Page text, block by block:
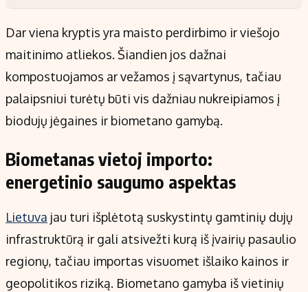
Dar viena kryptis yra maisto perdirbimo ir viešojo
maitinimo atliekos. Šiandien jos dažnai
kompostuojamos ar vežamos į sąvartynus, tačiau
palaipsniui turėtų būti vis dažniau nukreipiamos į
biodujų jėgaines ir biometano gamybą.
Biometanas vietoj importo:
energetinio saugumo aspektas
Lietuva jau turi išplėtotą suskystintų gamtinių dujų
infrastruktūrą ir gali atsivežti kurą iš įvairių pasaulio
regionų, tačiau importas visuomet išlaiko kainos ir
geopolitikos riziką. Biometano gamyba iš vietinių